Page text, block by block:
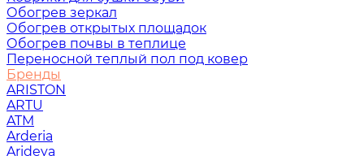
Обогрев зеркал
Обогрев открытых площадок
Обогрев почвы в теплице
Переносной теплый пол под ковер
Бренды
ARISTON
ARTU
ATM
Arderia
Arideya